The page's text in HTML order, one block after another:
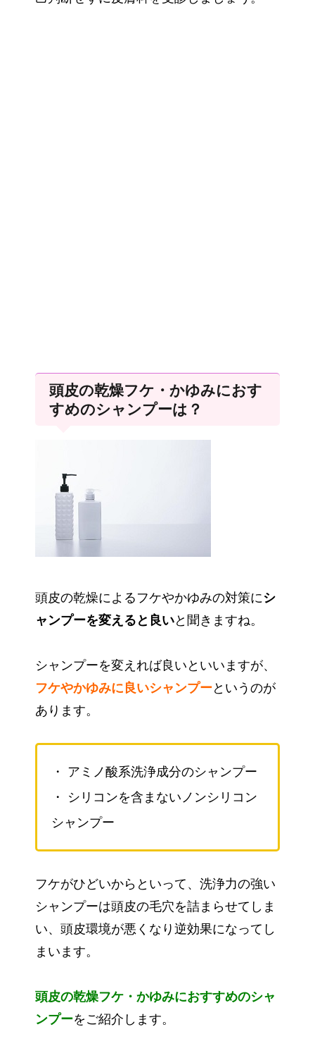
頭皮の乾燥フケ・かゆみにおす
すめのシャンプーは？
頭皮の乾燥によるフケやかゆみの対策にシ
ャンプーを変えると良いと聞きますね。
シャンプーを変えれば良いといいますが、
フケやかゆみに良いシャンプーというのが
あります。
・ アミノ酸系洗浄成分のシャンプー
・ シリコンを含まないノンシリコン
シャンプー
フケがひどいからといって、洗浄力の強い
シャンプーは頭皮の毛穴を詰まらせてしま
い、頭皮環境が悪くなり逆効果になってし
まいます。
頭皮の乾燥フケ・かゆみにおすすめのシャ
ンプーをご紹介します。